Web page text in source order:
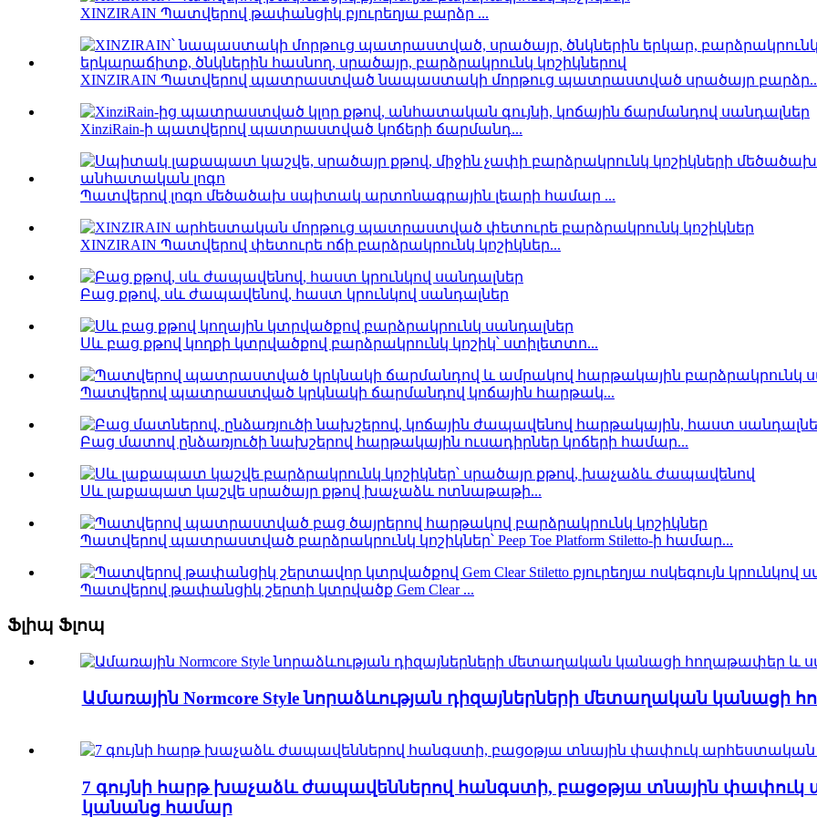
XINZIRAIN Պատվերով թափանցիկ բյուրեղյա բարձր ...
XINZIRAIN Պատվերով պատրաստված նապաստակի մորթուց պատրաստված սրածայր
XinziRain-ի պատվերով պատրաստված կոճերի ճարմանդ...
Պատվերով լոգո մեծածախ սպիտակ արտոնագրային լեարի համար ...
XINZIRAIN Պատվերով փետուրե ոճի բարձրակրունկ կոշիկներ...
Բաց քթով, սև ժապավենով, հաստ կրունկով սանդալներ
Սև բաց քթով կողքի կտրվածքով բարձրակրունկ կոշիկ՝ ստիլետտո...
Պատվերով պատրաստված կրկնակի ճարմանդով կոճային հարթակ...
Բաց մատով ընձառյուծի նախշերով հարթակային ուսադիրներ կոճերի համար...
Սև լաքապատ կաշվե սրածայր քթով խաչաձև ոտնաթաթի...
Պատվերով պատրաստված բարձրակրունկ կոշիկներ՝ Peep Toe Platform Stiletto-ի համար...
Պատվերով թափանցիկ շերտի կտրվածք Gem Clear ...
Ֆլիպ Ֆլոպ
Ամառային Normcore Style նորաձևության դիզայներների մետաղական կանացի
7 գույնի հարթ խաչաձև ժապավեններով հանգստի, բացօթյա տնային փափուկ
կանանց համար